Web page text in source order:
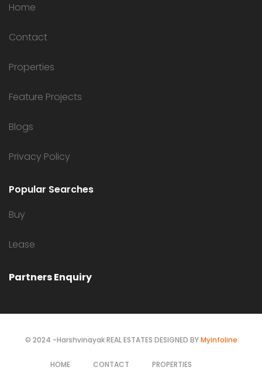
Home
Contact
Properties
Feature Projects
Blogs
Privacy Policy
Popular Searches
Buy
Lease
Partners Enquiry
© 2024 -Harshvinayak REAL ESTATES DESIGNED BYMyinfoline
HOME CONTACT PROPERTIES